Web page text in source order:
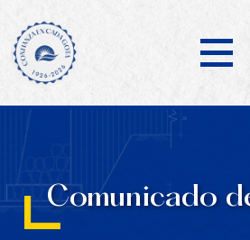
Comunicado